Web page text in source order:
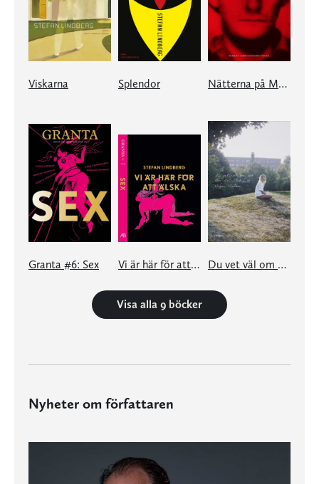
Viskarna Splendor Nätterna på Mon Chéri
Granta #6: Sex Vi är här för att älska - en e-singel ur Granta #6 Du vet väl om att du är värdefull
Visa alla 9 böcker
Nyheter om författaren